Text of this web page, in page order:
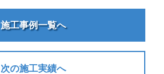
施工事例一覧へ
次の施工実績へ